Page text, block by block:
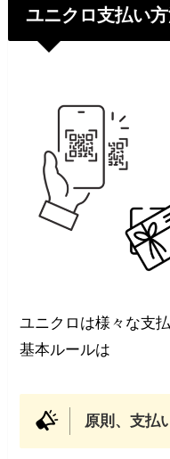
ユニクロ支払い
ユニクロは様々な支
基本ルールは
原則、支払